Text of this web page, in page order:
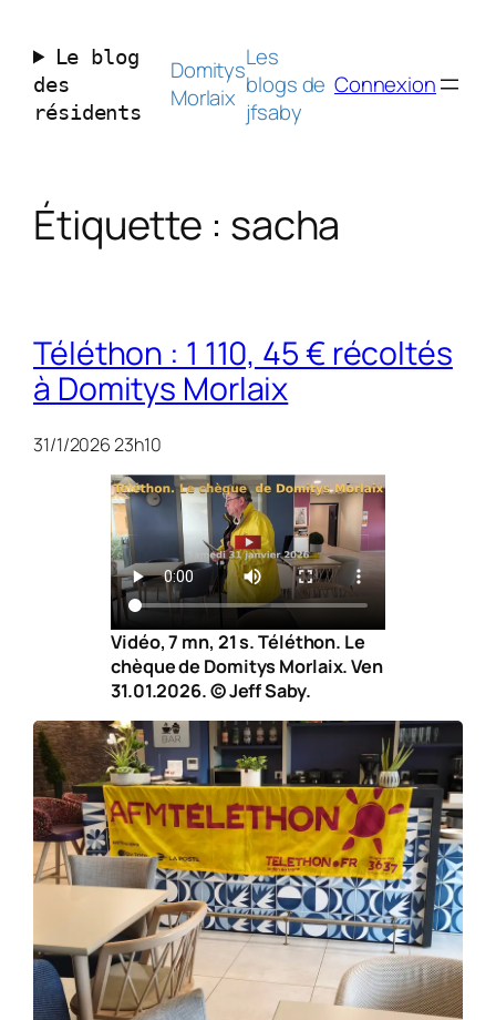
contenuLe blog
des
résidents
Domitys
Morlaix
Les
blogs de
jfsaby
Connexion
Étiquette : sacha
Téléthon : 1 110, 45 € récoltés
à Domitys Morlaix
31/1/2026 23h10
Vidéo, 7 mn, 21 s. Téléthon. Le
chèque de Domitys Morlaix. Ven
31.01.2026. © Jeff Saby.